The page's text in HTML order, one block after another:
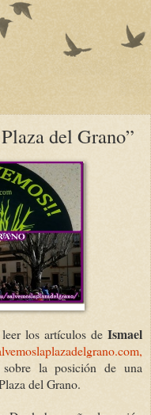
del Grano”
los artículos de Ismael
la posición de una
del Grano.